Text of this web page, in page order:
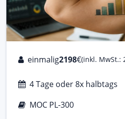
einmalig2198€(inkl. MwSt.:
4 Tage oder 8x halbtags
MOC PL-300